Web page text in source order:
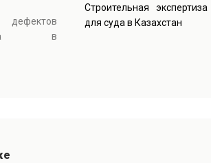
дефектов
в
Строительная экспертиза
для суда в Казахстан